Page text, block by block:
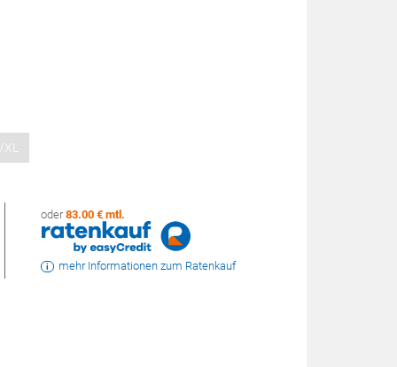
oder83.00 € mtl.
mehr Informationen zum Ratenkauf